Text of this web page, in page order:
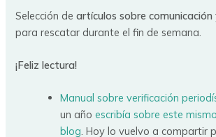
Selección deartículos sobre
para rescatar durante el fin de semana.
¡Feliz lectura!
Manual sobre verificación
un añoescribía sobre este
blog. Hoy lo vuelvo a compartir